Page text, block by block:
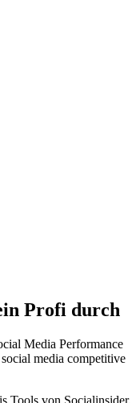
Profi durch
Media Performance
media competitive